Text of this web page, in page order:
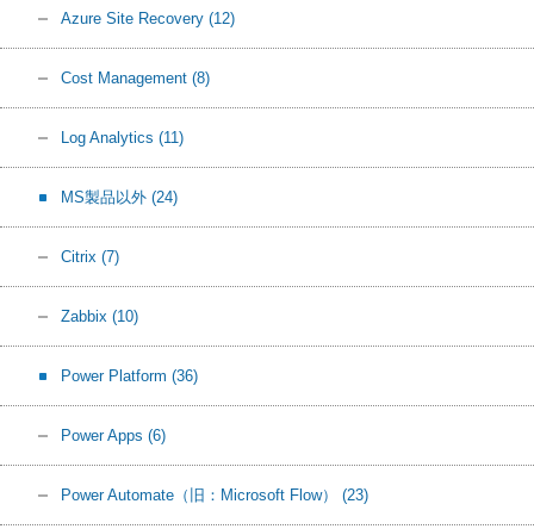
Azure Site Recovery (12)
Cost Management (8)
Log Analytics (11)
MS製品以外 (24)
Citrix (7)
Zabbix (10)
Power Platform (36)
Power Apps (6)
Power Automate（旧：Microsoft Flow） (23)